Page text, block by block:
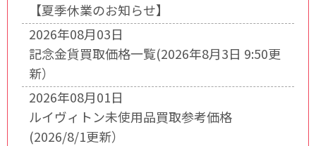
【夏季休業のお知らせ】
2026年08月03日
記念金貨買取価格一覧(2026年8月3日 9:50更
新）
2026年08月01日
ルイヴィトン未使用品買取参考価格
(2026/8/1更新）